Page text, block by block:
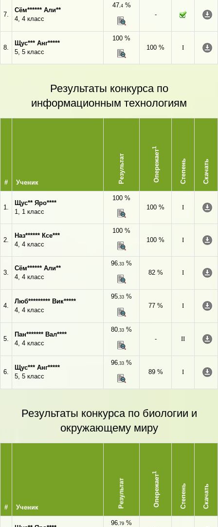
7.
Сём****** Али**
4, 4 класс
47,4%
-
8.
Щус*** Анг*****
5, 5 класс
100 %
100 %
I
Результаты конкурса по
информационным технологиям
# Ученик Результат Опережает
1
Степень Скачать
1.
Щус** Яро****
1, 1 класс
100 %
100 %
I
2.
Наз****** Ксе***
4, 4 класс
100 %
100 %
I
3.
Сём****** Али**
4, 4 класс
96,33 %
82 %
I
4.
Люб********* Вик*****
4, 4 класс
95,33 %
77 %
I
5.
Пан******* Вал****
4, 4 класс
80,33 %
-
II
6.
Щус*** Анг*****
5, 5 класс
96,33 %
89 %
I
Результаты конкурса по биологии и
окружающему миру
# Ученик Результат Опережает
1
Степень Скачать
96,79 %